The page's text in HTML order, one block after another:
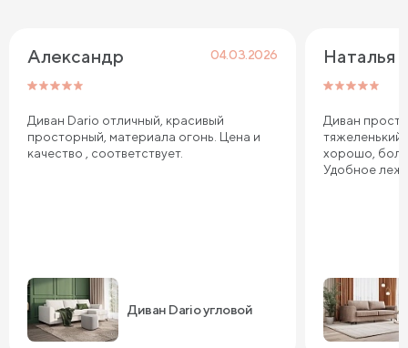
Александр 04.03.2026
Диван Dario отличный, красивый
просторный, материала огонь. Цена и
качество , соответствует.
Диван Dario угловой
Наталья
Диван
хорошо,
Удобное